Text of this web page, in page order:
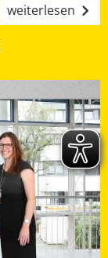
weiterlesen